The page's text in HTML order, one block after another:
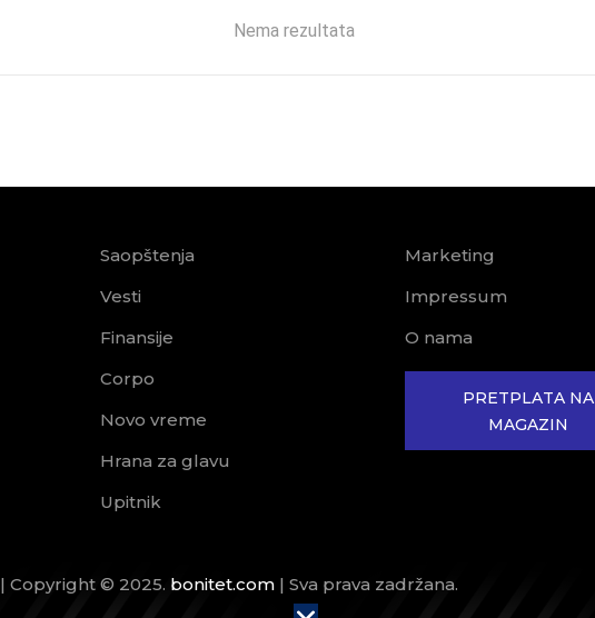
Nema rezultata
Saopštenja
Vesti
Finansije
Corpo
Novo vreme
Hrana za glavu
Upitnik
Marketing
Impressum
O nama
PRETPLATA NA
MAGAZIN
| Copyright © 2025. bonitet.com | Sva prava zadržana.